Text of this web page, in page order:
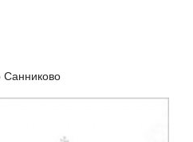
Санниково